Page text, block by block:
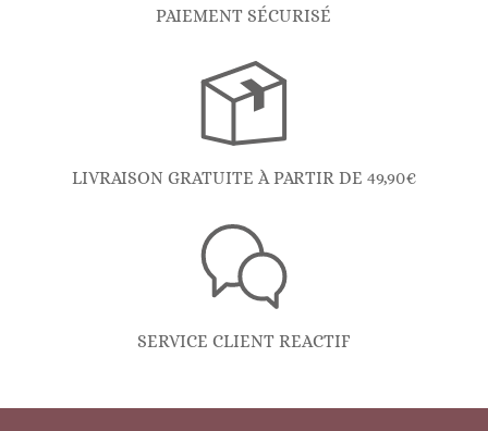
PAIEMENT SÉCURISÉ
LIVRAISON GRATUITE À PARTIR DE 49,90€
SERVICE CLIENT REACTIF